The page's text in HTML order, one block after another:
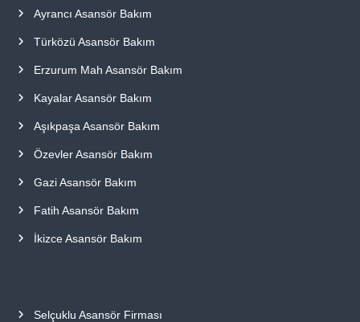
Ayrancı Asansör Bakım
Türközü Asansör Bakım
Erzurum Mah Asansör Bakım
Kayalar Asansör Bakım
Aşıkpaşa Asansör Bakım
Özevler Asansör Bakım
Gazi Asansör Bakım
Fatih Asansör Bakım
İkizce Asansör Bakım
Selçuklu Asansör Firması